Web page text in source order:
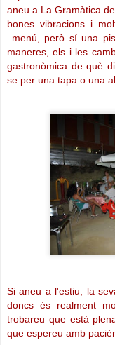
aneu a La Gramàtica
bones vibracions i
menú, però sí una
maneres, els i les
gastronòmica de què
se per una tapa o una
Si aneu a l'estiu, la
doncs és realment
trobareu que està
que espereu amb